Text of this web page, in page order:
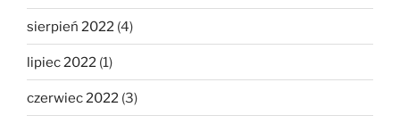
sierpień 2022 (4)
lipiec 2022 (1)
czerwiec 2022 (3)